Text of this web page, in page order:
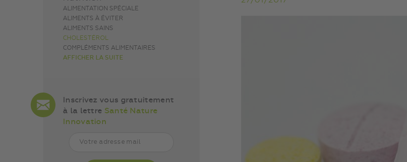
ALIMENTATION SPÉCIALE
ALIMENTS À ÉVITER
ALIMENTS SAINS
CHOLESTÉROL
COMPLÉMENTS ALIMENTAIRES
AFFICHER LA SUITE
Inscrivez vous gratuitement
à la lettre Santé Nature
Innovation